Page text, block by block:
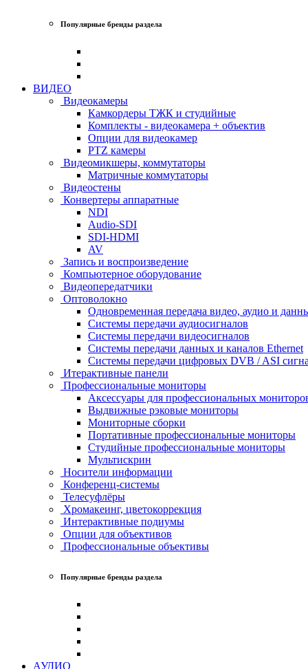
Популярные бренды раздела
ВИДЕО
Видеокамеры
Камкордеры ТЖК и студийные
Комплекты - видеокамера + объектив
Опции для видеокамер
PTZ камеры
Видеомикшеры, коммутаторы
Матричные коммутаторы
Видеостены
Конвертеры аппаратные
NDI
Audio-SDI
SDI-HDMI
AV
Запись и воспроизведение
Компьютерное оборудование
Видеопередатчики
Оптоволокно
Одновременная передача видео, аудио и
Системы передачи аудиосигналов
Системы передачи видеосигналов
Системы передачи данных и каналов Ethernet
Системы передачи цифровых DVB / ASI
Итерактивные панели
Профессиональные мониторы
Аксессуары для профессиональных
Выдвижные рэковые мониторы
Мониторные сборки
Портативные профессиональные мониторы
Студийные профессиональные мониторы
Мультискрин
Носители информации
Конференц-системы
Телесуфлёры
Хромакеинг, цветокоррекция
Интерактивные подиумы
Опции для объективов
Профессиональные объективы
Популярные бренды раздела
АУДИО